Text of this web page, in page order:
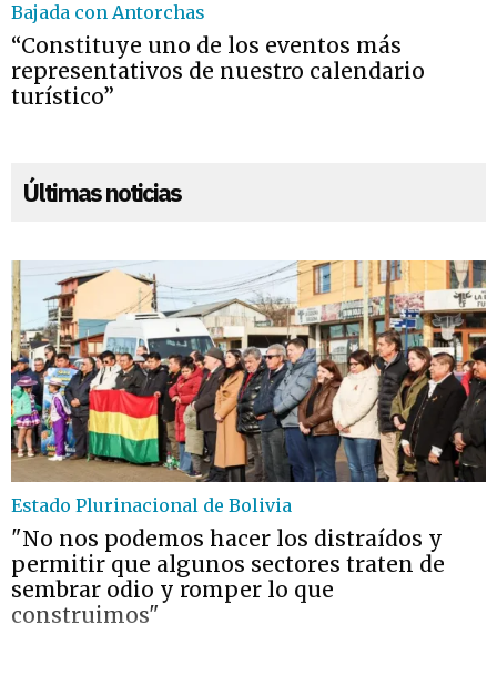
Bajada con Antorchas
“Constituye uno de los eventos más
representativos de nuestro calendario
turístico”
Últimas noticias
Estado Plurinacional de Bolivia
"No nos podemos hacer los distraídos y
permitir que algunos sectores traten de
sembrar odio y romper lo que
construimos"